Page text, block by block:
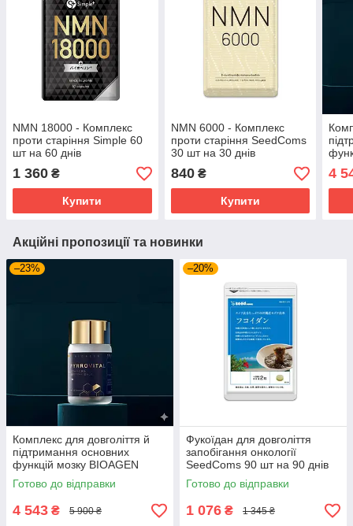
NMN 18000 - Комплекс
проти старіння Simple 60
шт на 60 днів
1 360 ₴
Купити
NMN 6000 - Комплекс
проти старіння SeedComs
30 шт на 30 днів
840₴
Купити
4
Акційні пропозиції та новинки
–23%
Комплекс для довголіття й
підтримання основних
функцій мозку BIOAGEN
PYRROVITAL NMN 60 капсул
на 30 днів приймання
Готово до відправки
4 543 ₴ 5 900 ₴
–20%
Фукоїдан для довголіття
запобігання онкології
SeedComs 90 шт на 90 днів
Готово до відправки
1 076 ₴ 1 345 ₴